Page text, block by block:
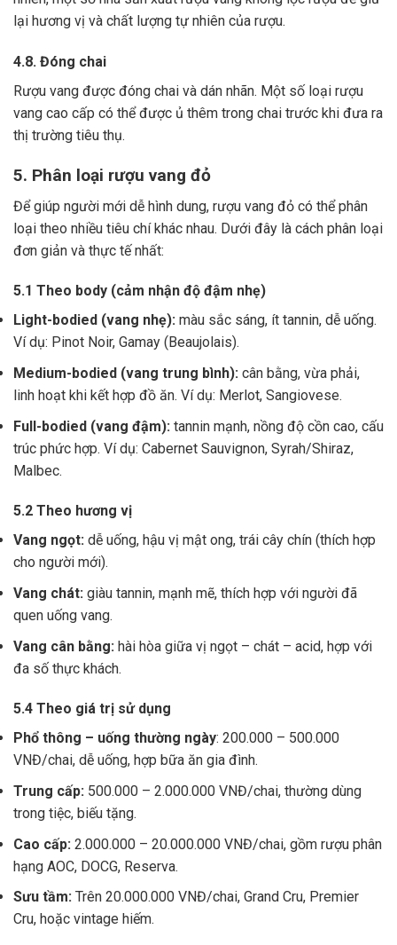
lại hương vị và chất lượng tự nhiên của rượu.
4.8. Đóng chai
Rượu vang được đóng chai và dán nhãn. Một số loại rượu
vang cao cấp có thể được ủ thêm trong chai trước khi đưa ra
thị trường tiêu thụ.
5. Phân loại rượu vang đỏ
Để giúp người mới dễ hình dung, rượu vang đỏ có thể phân
loại theo nhiều tiêu chí khác nhau. Dưới đây là cách phân loại
đơn giản và thực tế nhất:
5.1 Theo body (cảm nhận độ đậm nhẹ)
Light-bodied (vang nhẹ): màu sắc sáng, ít tannin, dễ uống.
Ví dụ: Pinot Noir, Gamay (Beaujolais).
Medium-bodied (vang trung bình): cân bằng, vừa phải,
linh hoạt khi kết hợp đồ ăn. Ví dụ: Merlot, Sangiovese.
Full-bodied (vang đậm): tannin mạnh, nồng độ cồn cao, cấu
trúc phức hợp. Ví dụ: Cabernet Sauvignon, Syrah/Shiraz,
Malbec.
5.2 Theo hương vị
Vang ngọt: dễ uống, hậu vị mật ong, trái cây chín (thích hợp
cho người mới).
Vang chát: giàu tannin, mạnh mẽ, thích hợp với người đã
quen uống vang.
Vang cân bằng: hài hòa giữa vị ngọt – chát – acid, hợp với
đa số thực khách.
5.4 Theo giá trị sử dụng
Phổ thông – uống thường ngày: 200.000 – 500.000
VNĐ/chai, dễ uống, hợp bữa ăn gia đình.
Trung cấp: 500.000 – 2.000.000 VNĐ/chai, thường dùng
trong tiệc, biếu tặng.
Cao cấp: 2.000.000 – 20.000.000 VNĐ/chai, gồm rượu phân
hạng AOC, DOCG, Reserva.
Sưu tầm: Trên 20.000.000 VNĐ/chai, Grand Cru, Premier
Cru, hoặc vintage hiếm.